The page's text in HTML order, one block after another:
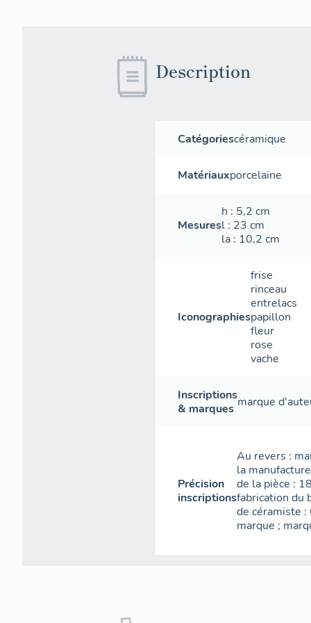
Description
Catégoriescéramique
Matériauxporcelaine
Mesures
h : 5,2 cm
l : 23 cm
la : 10,2 cm
Iconographies
frise
rinceau
entrelacs
papillon
fleur
rose
vache
Inscriptions
& marques marque
Précision
inscriptions
Au revers :
la
de la pièce :
fabrication du
de céramiste :
marque ;